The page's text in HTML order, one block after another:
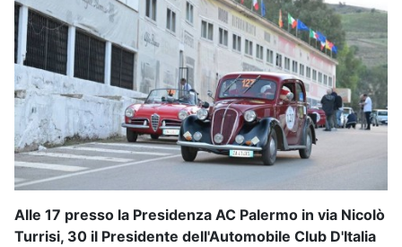
Alle 17 presso la Presidenza AC Palermo in via Nicolò
Turrisi, 30 il Presidente dell'Automobile Club D'Italia